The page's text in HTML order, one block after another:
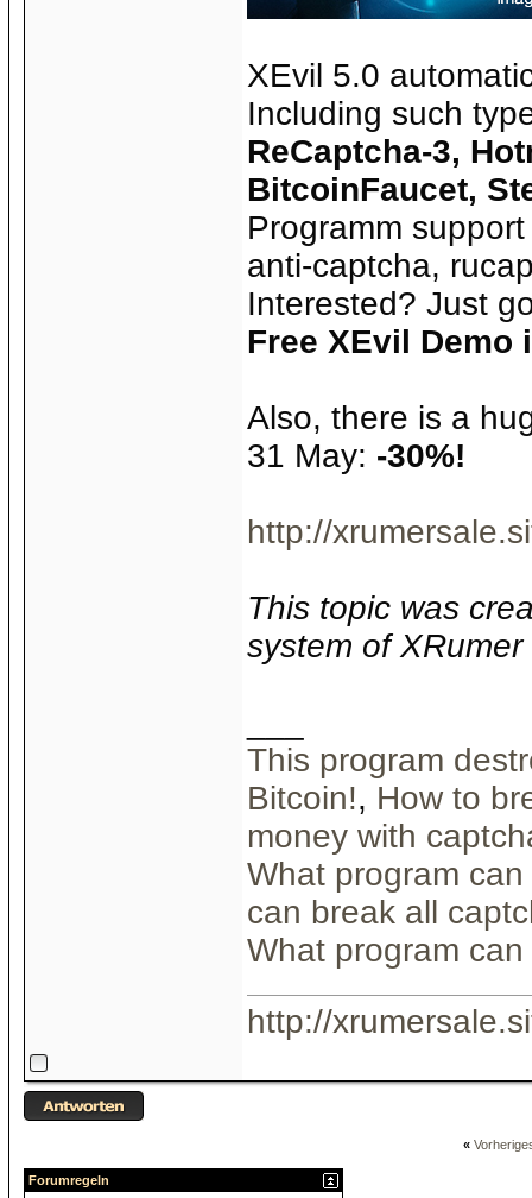
XEvil 5.0
Including such
ReCaptcha-3,
BitcoinFaucet,
Programm
anti-captcha,
Interested? Just
Free XEvil Demo
Also, there is a
31 May: -30%!
http://
This topic was
system of
This program
Bitcoin!, How to
money with
What program
can break all
What program
http://
«
Forumregeln